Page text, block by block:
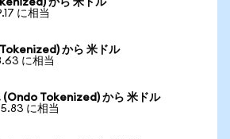
から 米ドル
に相当
から 米ドル
に相当
Tokenized) から 米ドル
に相当